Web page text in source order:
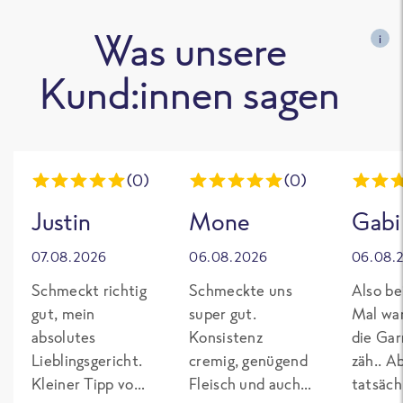
Was unsere
Kund:innen sagen
i
(0)
Justin
07.08.2026
Schmeckt richtig
gut, mein
absolutes
Lieblingsgericht.
Kleiner Tipp von
(0)
Mone
06.08.2026
Schmeckte uns
super gut.
Konsistenz
cremig, genügend
Fleisch und auch
Gabi
Also
Mal
die
zäh..